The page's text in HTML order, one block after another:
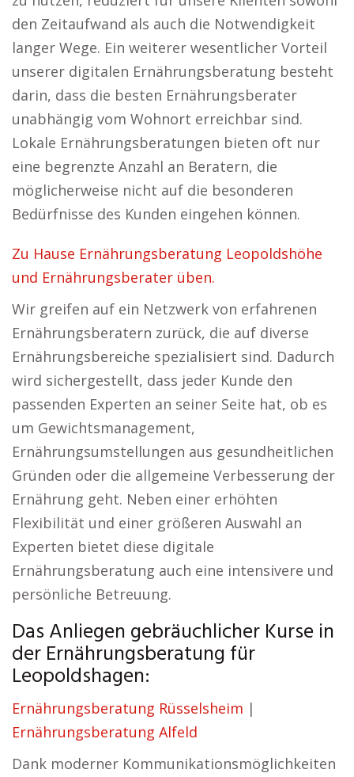
den Zeitaufwand als auch die Notwendigkeit
langer Wege. Ein weiterer wesentlicher Vorteil
unserer digitalen Ernährungsberatung besteht
darin, dass die besten Ernährungsberater
unabhängig vom Wohnort erreichbar sind.
Lokale Ernährungsberatungen bieten oft nur
eine begrenzte Anzahl an Beratern, die
möglicherweise nicht auf die besonderen
Bedürfnisse des Kunden eingehen können.
Zu Hause Ernährungsberatung Leopoldshöhe
und Ernährungsberater üben.
Wir greifen auf ein Netzwerk von erfahrenen
Ernährungsberatern zurück, die auf diverse
Ernährungsbereiche spezialisiert sind. Dadurch
wird sichergestellt, dass jeder Kunde den
passenden Experten an seiner Seite hat, ob es
um Gewichtsmanagement,
Ernährungsumstellungen aus gesundheitlichen
Gründen oder die allgemeine Verbesserung der
Ernährung geht. Neben einer erhöhten
Flexibilität und einer größeren Auswahl an
Experten bietet diese digitale
Ernährungsberatung auch eine intensivere und
persönliche Betreuung.
Das Anliegen gebräuchlicher Kurse in
der Ernährungsberatung für
Leopoldshagen:
Ernährungsberatung Rüsselsheim |
Ernährungsberatung Alfeld
Dank moderner Kommunikationsmöglichkeiten